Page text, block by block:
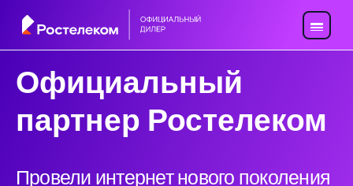
Официальный
партнер Ростелеком
Провели интернет нового поколения